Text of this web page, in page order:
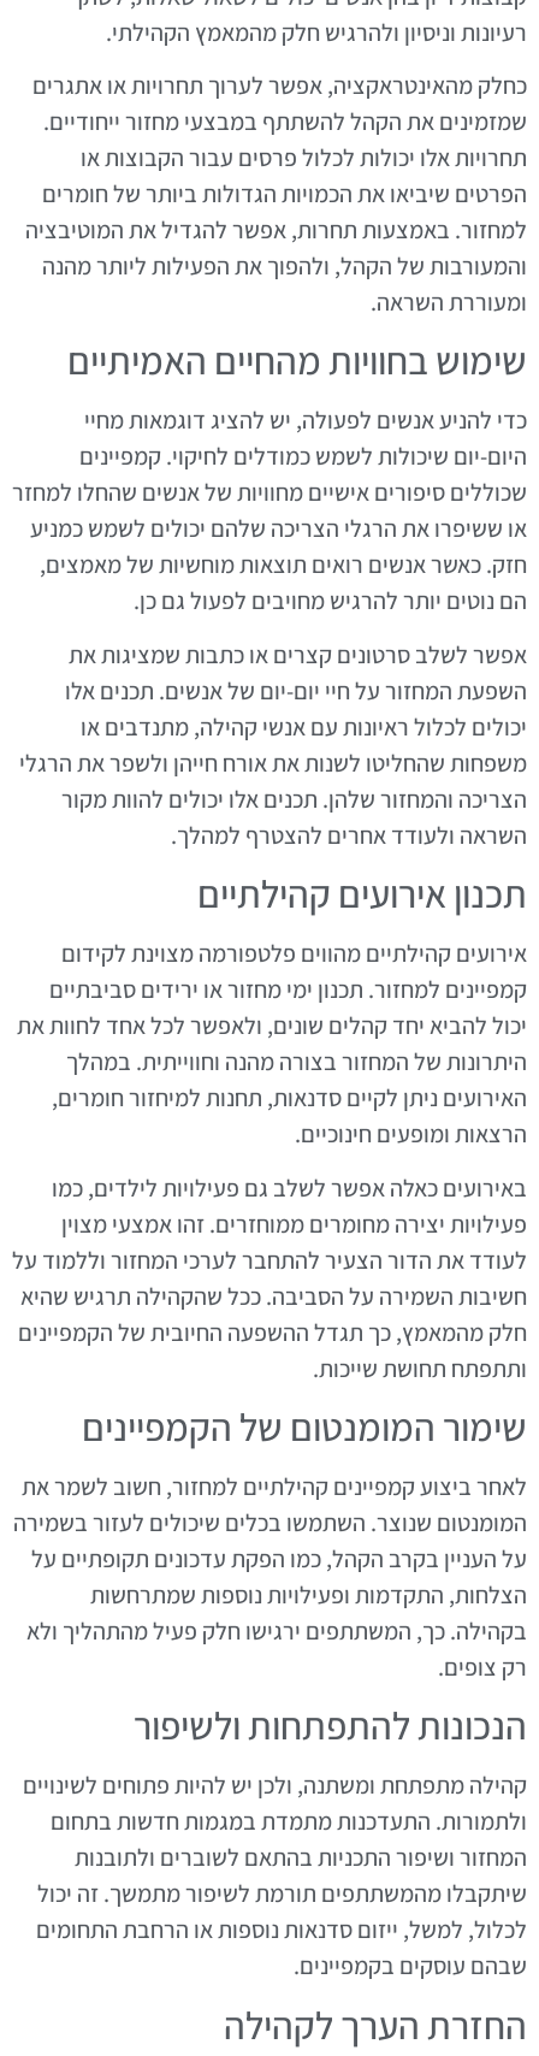
רעיונות וניסיון ולהרגיש חלק מהמאמץ הקהילתי.
כחלק מהאינטראקציה, אפשר לערוך תחרויות או אתגרים
שמזמינים את הקהל להשתתף במבצעי מחזור ייחודיים.
תחרויות אלו יכולות לכלול פרסים עבור הקבוצות או
הפרטים שיביאו את הכמויות הגדולות ביותר של חומרים
למחזור. באמצעות תחרות, אפשר להגדיל את המוטיבציה
והמעורבות של הקהל, ולהפוך את הפעילות ליותר מהנה
ומעוררת השראה.
שימוש בחוויות מהחיים האמיתיים
כדי להניע אנשים לפעולה, יש להציג דוגמאות מחיי
היום-יום שיכולות לשמש כמודלים לחיקוי. קמפיינים
שכוללים סיפורים אישיים מחוויות של אנשים שהחלו למחזר
או ששיפרו את הרגלי הצריכה שלהם יכולים לשמש כמניע
חזק. כאשר אנשים רואים תוצאות מוחשיות של מאמצים,
הם נוטים יותר להרגיש מחויבים לפעול גם כן.
אפשר לשלב סרטונים קצרים או כתבות שמציגות את
השפעת המחזור על חיי יום-יום של אנשים. תכנים אלו
יכולים לכלול ראיונות עם אנשי קהילה, מתנדבים או
משפחות שהחליטו לשנות את אורח חייהן ולשפר את הרגלי
הצריכה והמחזור שלהן. תכנים אלו יכולים להוות מקור
השראה ולעודד אחרים להצטרף למהלך.
תכנון אירועים קהילתיים
אירועים קהילתיים מהווים פלטפורמה מצוינת לקידום
קמפיינים למחזור. תכנון ימי מחזור או ירידים סביבתיים
יכול להביא יחד קהלים שונים, ולאפשר לכל אחד לחוות את
היתרונות של המחזור בצורה מהנה וחווייתית. במהלך
האירועים ניתן לקיים סדנאות, תחנות למיחזור חומרים,
הרצאות ומופעים חינוכיים.
באירועים כאלה אפשר לשלב גם פעילויות לילדים, כמו
פעילויות יצירה מחומרים ממוחזרים. זהו אמצעי מצוין
לעודד את הדור הצעיר להתחבר לערכי המחזור וללמוד על
חשיבות השמירה על הסביבה. ככל שהקהילה תרגיש שהיא
חלק מהמאמץ, כך תגדל ההשפעה החיובית של הקמפיינים
ותתפתח תחושת שייכות.
שימור המומנטום של הקמפיינים
לאחר ביצוע קמפיינים קהילתיים למחזור, חשוב לשמר את
המומנטום שנוצר. השתמשו בכלים שיכולים לעזור בשמירה
על העניין בקרב הקהל, כמו הפקת עדכונים תקופתיים על
הצלחות, התקדמות ופעילויות נוספות שמתרחשות
בקהילה. כך, המשתתפים ירגישו חלק פעיל מהתהליך ולא
רק צופים.
הנכונות להתפתחות ולשיפור
קהילה מתפתחת ומשתנה, ולכן יש להיות פתוחים לשינויים
ולתמורות. התעדכנות מתמדת במגמות חדשות בתחום
המחזור ושיפור התכניות בהתאם לשוברים ולתובנות
שיתקבלו מהמשתתפים תורמת לשיפור מתמשך. זה יכול
לכלול, למשל, ייזום סדנאות נוספות או הרחבת התחומים
שבהם עוסקים בקמפיינים.
החזרת הערך לקהילה